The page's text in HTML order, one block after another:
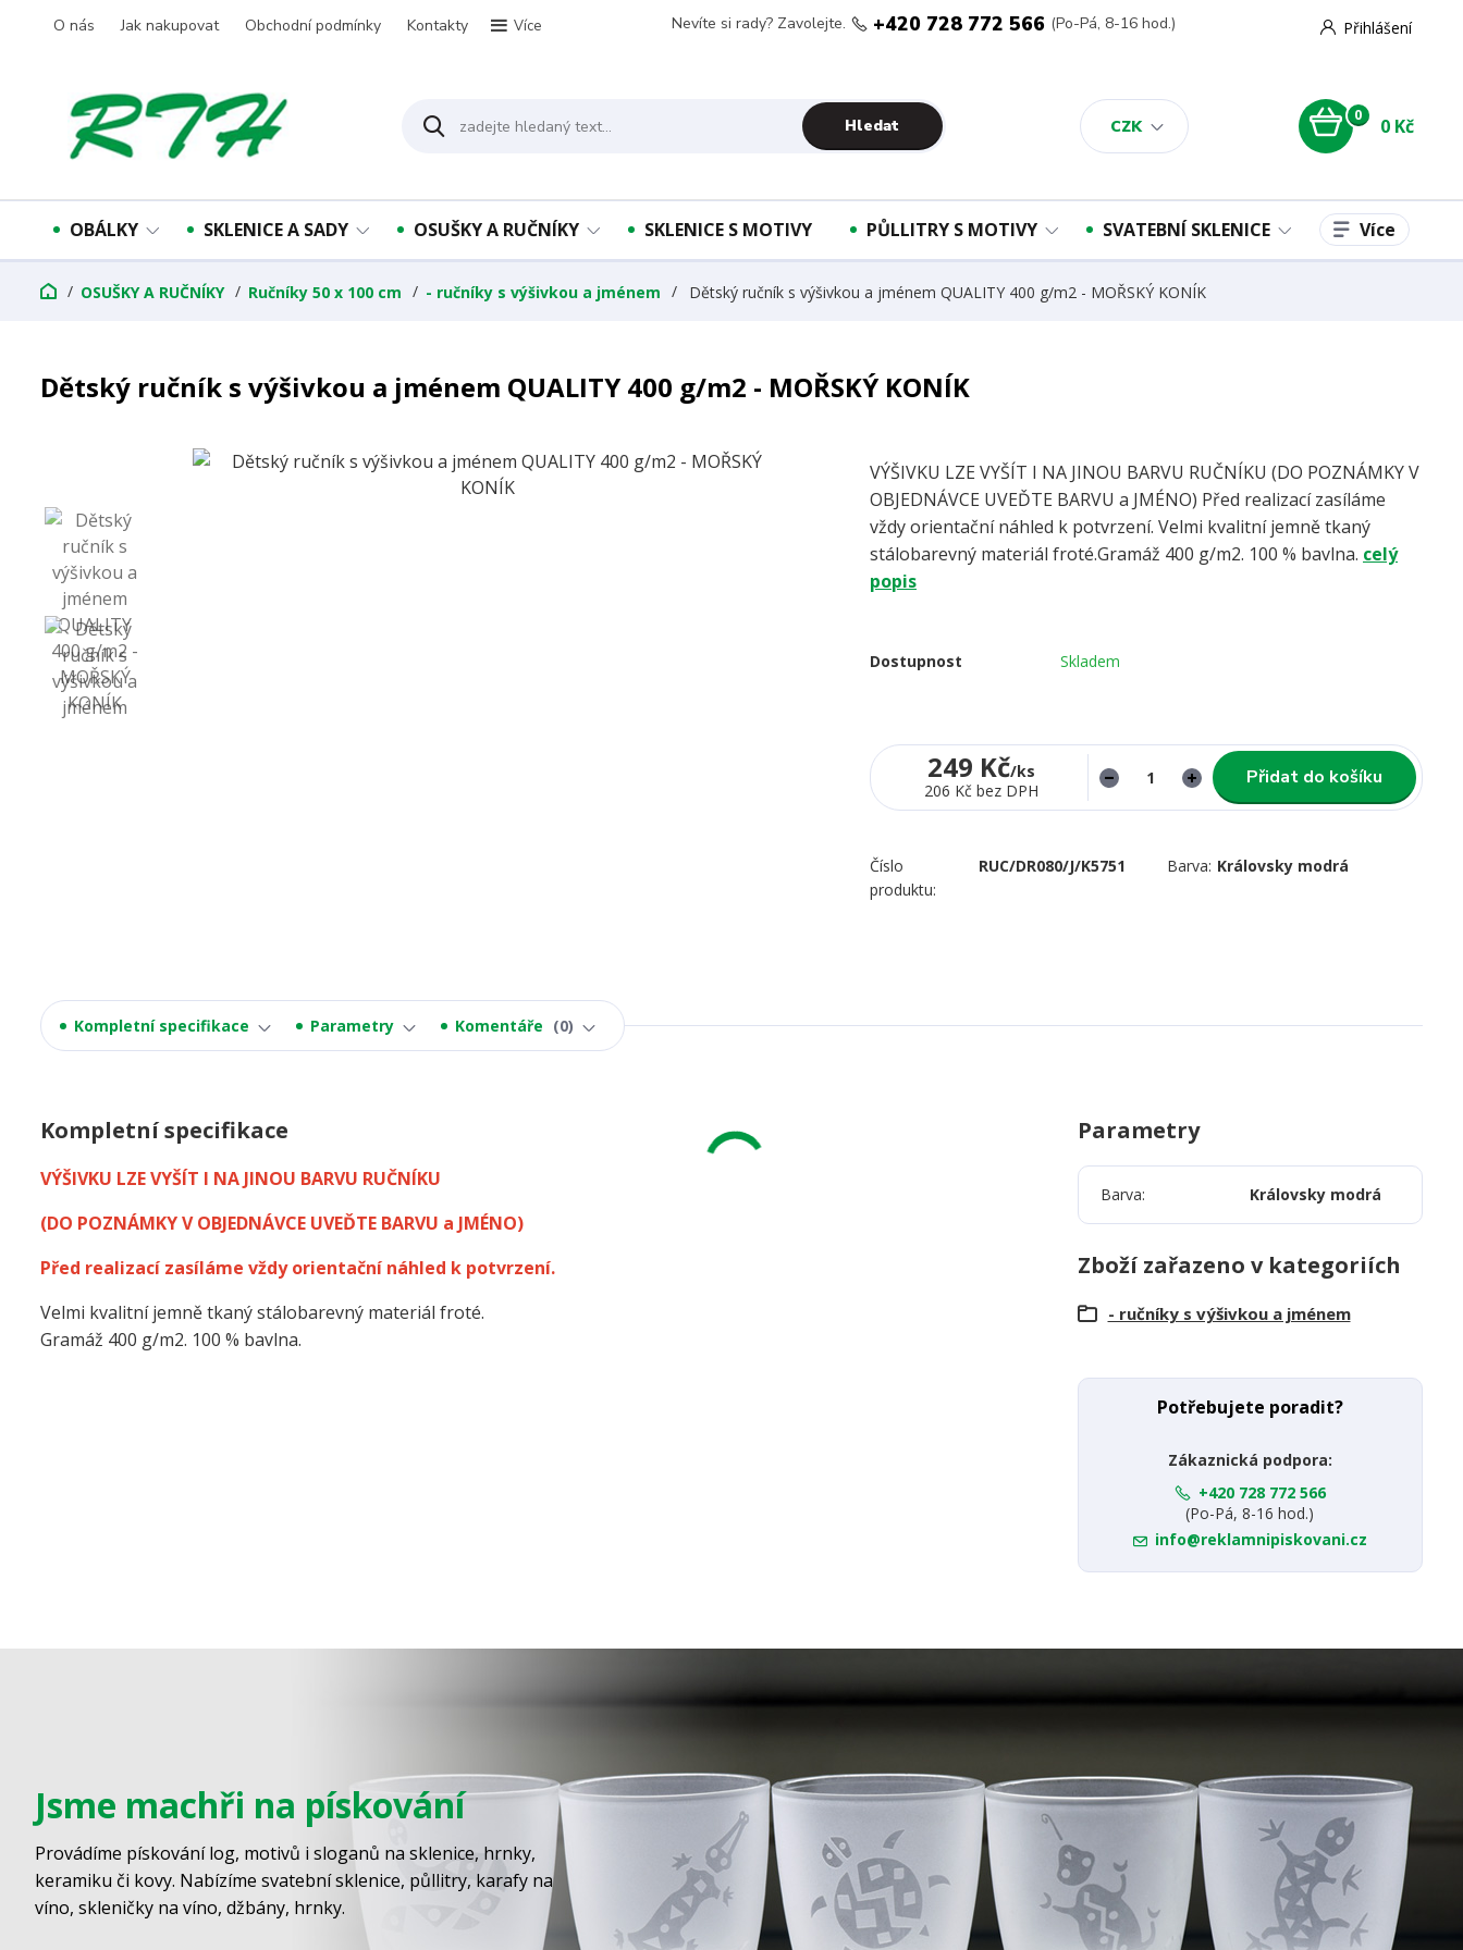
O nás Jak nakupovat Obchodní podmínky Kontakty Více
CZK
Přihlášení
Hledat
Nevíte si rady? Zavolejte. +420 728 772 566 (Po-Pá, 8-16 hod.)
0 0 Kč
OBÁLKY SKLENICE A SADY OSUŠKY A RUČNÍKY SKLENICE S MOTIVY PŮLLITRY S MOTIVY SVATEBNÍ SKLENICE Více
OSUŠKY A RUČNÍKY Ručníky 50 x 100 cm - ručníky s výšivkou a jménem Dětský ručník s výšivkou a jménem QUALITY 400 g/m2 - MOŘSKÝ KONÍK
Dětský ručník s výšivkou a jménem QUALITY 400 g/m2 - MOŘSKÝ KONÍK
VÝŠIVKU LZE VYŠÍT I NA JINOU BARVU RUČNÍKU (DO POZNÁMKY V
OBJEDNÁVCE UVEĎTE BARVU a JMÉNO) Před realizací zasíláme
vždy orientační náhled k potvrzení. Velmi kvalitní jemně tkaný
stálobarevný materiál froté.Gramáž 400 g/m2. 100 % bavlna. celý
popis
Dostupnost Skladem
249 Kč/ks
206 Kč bez DPH
Přidat do košíku
Číslo
produktu:
RUC/DR080/J/K5751 Barva: Královsky modrá
Kompletní specifikace Parametry Komentáře 0
Kompletní specifikace
VÝŠIVKU LZE VYŠÍT I NA JINOU BARVU RUČNÍKU
(DO POZNÁMKY V OBJEDNÁVCE UVEĎTE BARVU a JMÉNO)
Před realizací zasíláme vždy orientační náhled k potvrzení.
Velmi kvalitní jemně tkaný stálobarevný materiál froté.
Gramáž 400 g/m2. 100 % bavlna.
Parametry
Barva Královsky modrá
Zboží zařazeno v kategoriích
- ručníky s výšivkou a jménem
Potřebujete poradit?
Zákaznická podpora:
+420 728 772 566
(Po-Pá, 8-16 hod.)
info@reklamnipiskovani.cz
Jsme machři na pískování
Provádíme pískování log, motivů i sloganů na sklenice, hrnky,
keramiku či kovy. Nabízíme svatební sklenice, půllitry, karafy na
víno, skleničky na víno, džbány, hrnky.